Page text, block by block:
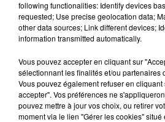
TITRES DIFFUSÉS
following functionalities: Identify devices
requested; Use precise geolocation data;
other data sources; Link different devices;
information transmitted automatically.
Vous pouvez accepter en cliquant sur
sélectionnant les finalités et/ou partenaires
Vous pouvez également refuser en
accepter". Vos préférences ne
pouvez mettre à jour vos choix, ou retirer
moment via le lien "Gérer les cookies"